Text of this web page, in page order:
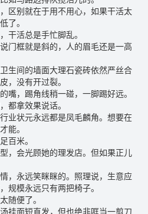
别就在于用不用心，如果干活太
了。
活总是手忙脚乱。
框就是斜的，人的眉毛还是一高
间的墙面大理石瓷砖依然严丝合
，没有开过裂。
，踢角线稍一碰，一脚踢好远。
拿效果说话。
状元永远都是凤毛麟角。想要在
能。
米。
会光顾她的理发店。但如果正儿
永远笑眯眯的。照理说，生意应
规模永远只有两把椅子。
便了。
面短直发，但也绝非哐当一剪刀